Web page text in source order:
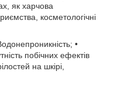
як харчова
косметологічні
•
побічних ефектів
на шкірі,